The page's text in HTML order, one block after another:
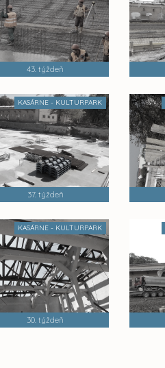
43. týždeň
KASÁRNE - KULTURPARK
37. týždeň
KASÁRNE - KULTURPARK
30. týždeň